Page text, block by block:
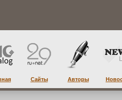
Сайты Авторы